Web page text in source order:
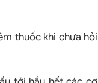
thuốc khi chưa hỏi